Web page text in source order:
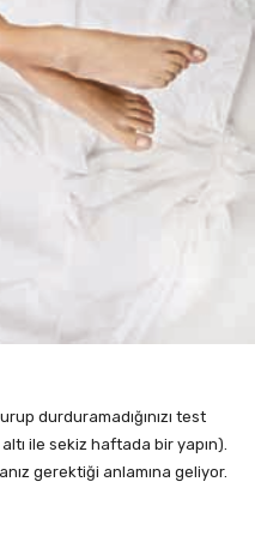
durduramadığınızı test
ile sekiz haftada bir yapın).
gerektiği anlamına geliyor.